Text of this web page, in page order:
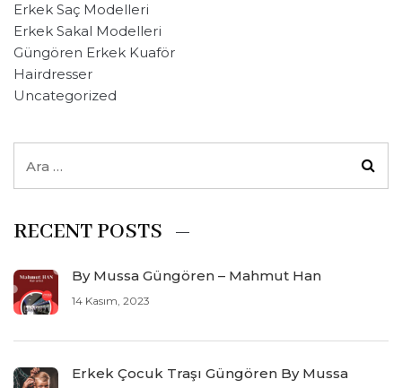
Erkek Saç Modelleri
Erkek Sakal Modelleri
Güngören Erkek Kuaför
Hairdresser
Uncategorized
RECENT POSTS
By Mussa Güngören – Mahmut Han
14 Kasım, 2023
Erkek Çocuk Traşı Güngören By Mussa